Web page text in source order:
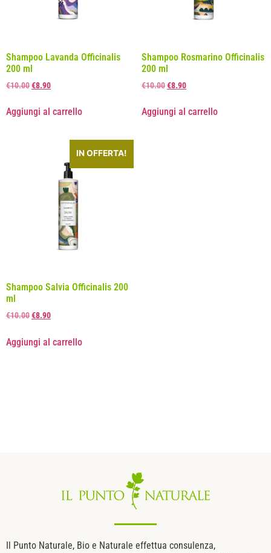
Shampoo Lavanda Officinalis
200 ml
€10.00€8.90
Aggiungi al carrello
Shampoo Rosmarino Officinalis
200 ml
€10.00€8.90
Aggiungi al carrello
IN OFFERTA!
Shampoo Salvia Officinalis 200
ml
€10.00€8.90
Aggiungi al carrello
Il Punto Naturale, Bio e Naturale effettua consulenza,